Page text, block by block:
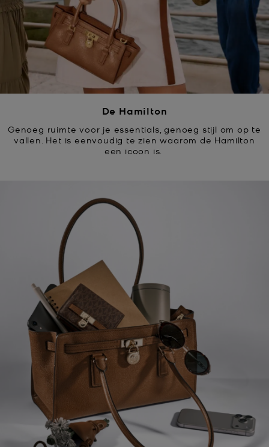
De Hamilton
Genoeg ruimte voor je essentials, genoeg stijl om op te
vallen. Het is eenvoudig te zien waarom de Hamilton
een icoon is.